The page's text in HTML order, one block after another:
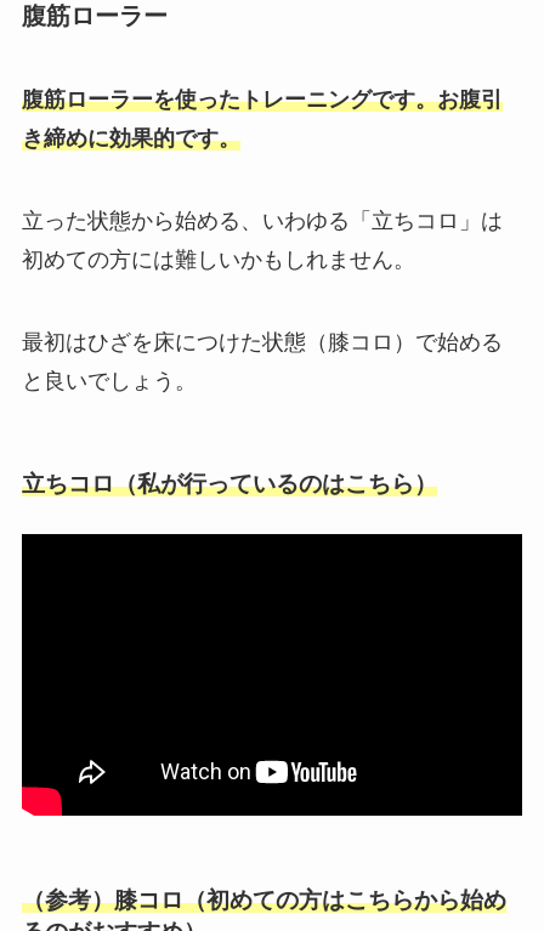
腹筋ローラー
腹筋ローラーを使ったトレーニングです。お腹引
き締めに効果的です。
立った状態から始める、いわゆる「立ちコロ」は
初めての方には難しいかもしれません。
最初はひざを床につけた状態（膝コロ）で始める
と良いでしょう。
立ちコロ（私が行っているのはこちら）
（参考）膝コロ（初めての方はこちらから始め